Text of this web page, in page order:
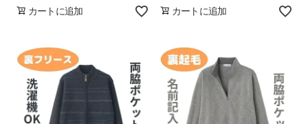
カートに追加 カートに追加